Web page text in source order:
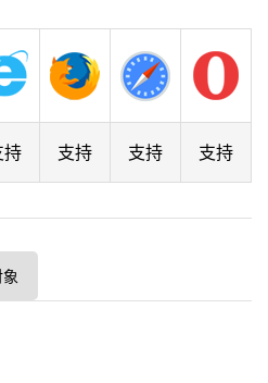
持 支持 支持 支持